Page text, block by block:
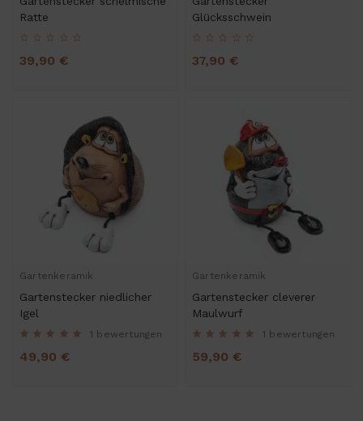
Ratte
39,90 €
Glücksschwein
37,90 €
Gartenkeramik
Gartenstecker niedlicher
Igel
1 bewertungen
49,90 €
Gartenkeramik
Gartenstecker cleverer
Maulwurf
1 bewertungen
59,90 €